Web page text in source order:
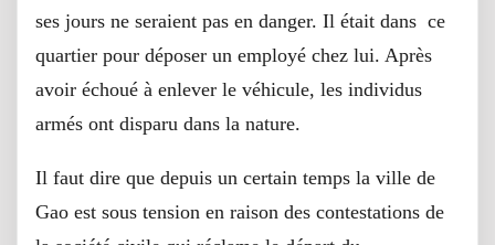
ses jours ne seraient pas en danger. Il était dans ce
quartier pour déposer un employé chez lui. Après
avoir échoué à enlever le véhicule, les individus
armés ont disparu dans la nature.
Il faut dire que depuis un certain temps la ville de
Gao est sous tension en raison des contestations de